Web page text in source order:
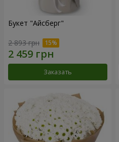
Букет "Айсберг"
2 893 грн
Заказать